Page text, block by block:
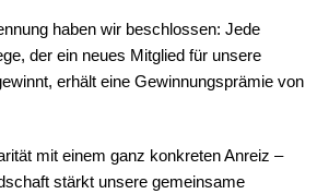
haben wir beschlossen: Jede
der ein neues Mitglied für unsere
erhält eine Gewinnungsprämie von
mit einem ganz konkreten Anreiz –
stärkt unsere gemeinsame